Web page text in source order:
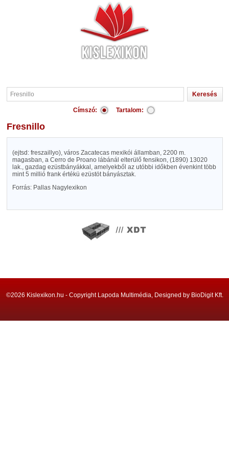
Címszó: Tartalom:
Fresnillo
(ejtsd: freszaillyo), város Zacatecas mexikói államban, 2200 m.
magasban, a Cerro de Proano lábánál elterülő fensikon, (1890) 13020
lak., gazdag ezüstbányákkal, amelyekből az utóbbi időkben évenkint több
mint 5 millió frank értékü ezüstöt bányásztak.
Forrás: Pallas Nagylexikon
©2026 Kislexikon.hu - Copyright Lapoda Multimédia, Designed by BioDigit Kft.